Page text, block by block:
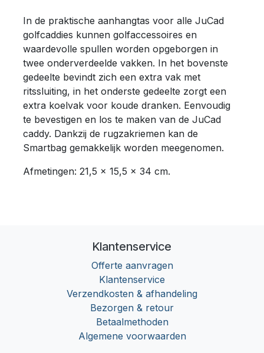
In de praktische aanhangtas voor alle JuCad
golfcaddies kunnen golfaccessoires en
waardevolle spullen worden opgeborgen in
twee onderverdeelde vakken. In het bovenste
gedeelte bevindt zich een extra vak met
ritssluiting, in het onderste gedeelte zorgt een
extra koelvak voor koude dranken. Eenvoudig
te bevestigen en los te maken van de JuCad
caddy. Dankzij de rugzakriemen kan de
Smartbag gemakkelijk worden meegenomen.
Afmetingen: 21,5 x 15,5 x 34 cm.
Klantenservice
Offerte aanvragen
Klantenservice
Verzendkosten & afhandeling
Bezorgen & retour
Betaalmethoden
Algemene voorwaarden